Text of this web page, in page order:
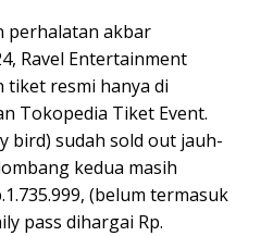
perhalatan akbar
Ravel Entertainment
tiket resmi hanya di
Tokopedia Tiket Event.
bird) sudah sold out jauh-
kedua masih
(belum termasuk
pass dihargai Rp.